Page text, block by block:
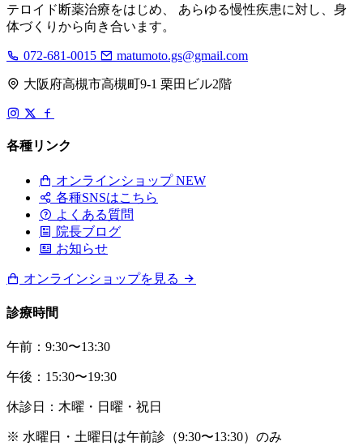
テロイド断薬治療をはじめ、 あらゆる慢性疾患に対し、身
体づくりから向き合います。
072-681-0015 matumoto.gs@gmail.com
大阪府高槻市高槻町9-1 栗田ビル2階
各種リンク
オンラインショップ NEW
各種SNSはこちら
よくある質問
院長ブログ
お知らせ
オンラインショップを見る
診療時間
午前：9:30〜13:30
午後：15:30〜19:30
休診日：木曜・日曜・祝日
※ 水曜日・土曜日は午前診（9:30〜13:30）のみ